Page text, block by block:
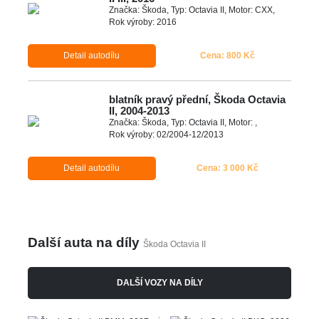
Značka: Škoda, Typ: Octavia II, Motor: CXX,
Rok výroby: 2016
Detail autodílu Cena: 800 Kč
blatník pravý přední, Škoda Octavia
II, 2004-2013
Značka: Škoda, Typ: Octavia II, Motor: ,
Rok výroby: 02/2004-12/2013
Detail autodílu Cena: 3 000 Kč
Další auta na díly Škoda Octavia II
DALŠÍ VOZY NA DÍLY